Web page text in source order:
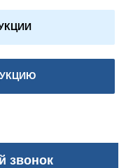
звонок